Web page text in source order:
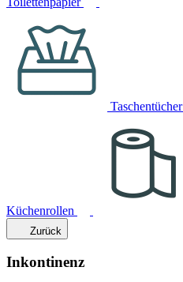
Taschentücher
Küchenrollen
Zurück
Inkontinenz